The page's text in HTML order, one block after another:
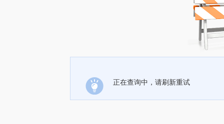
正在查询中，请刷新重试